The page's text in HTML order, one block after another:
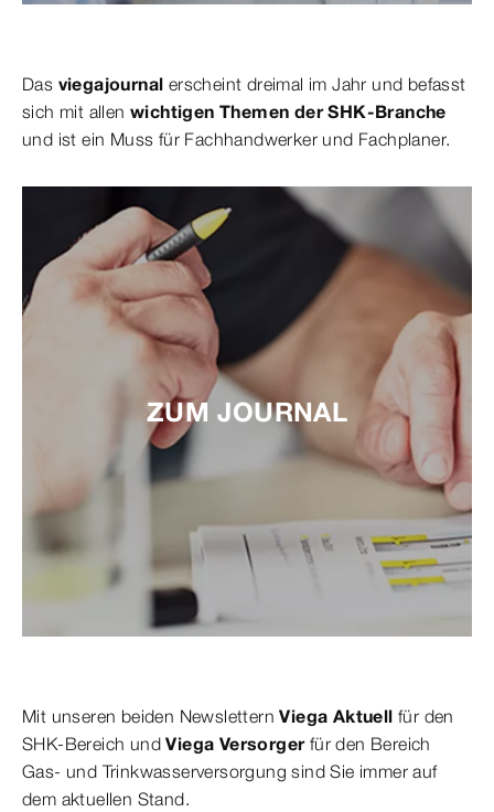
Das viegajournal erscheint dreimal im Jahr und befasst
sich mit allenwichtigen Themen der SHK-Branche
und ist ein Muss für Fachhandwerker und Fachplaner.
ZUM JOURNAL
Mit unseren beiden NewsletternViega Aktuell für den
SHK-Bereich undViega Versorgerfür den Bereich
Gas- und Trinkwasserversorgung sind Sie immer auf
dem aktuellen Stand.